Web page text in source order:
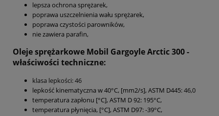
lepsza ochrona sprężarek,
poprawa uszczelnienia wału sprężarek,
poprawa czystości parowników,
nie zawiera parafin,
Oleje sprężarkowe Mobil Gargoyle Arctic 300 -
właściwości techniczne:
klasa lepkości: 46
lepkość kinematyczna w 40°C, [mm2/s], ASTM D445: 46,0
temperatura zapłonu [°C], ASTM D 92: 195°C,
temperatura płynięcia, [°C], ASTM D97: -39°C,